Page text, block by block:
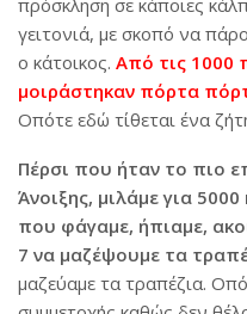
πρόσκληση σε κάποιες
γειτονιά, με σκοπό να
ο κάτοικος. Από τις 1000
μοιράστηκαν πόρτα
Οπότε εδώ τίθεται ένα
Πέρσι που ήταν το πιο
Άνοιξης, μιλάμε για
που φάγαμε, ήπιαμε,
7 να μαζέψουμε τα
μαζεύαμε τα τραπέζια.